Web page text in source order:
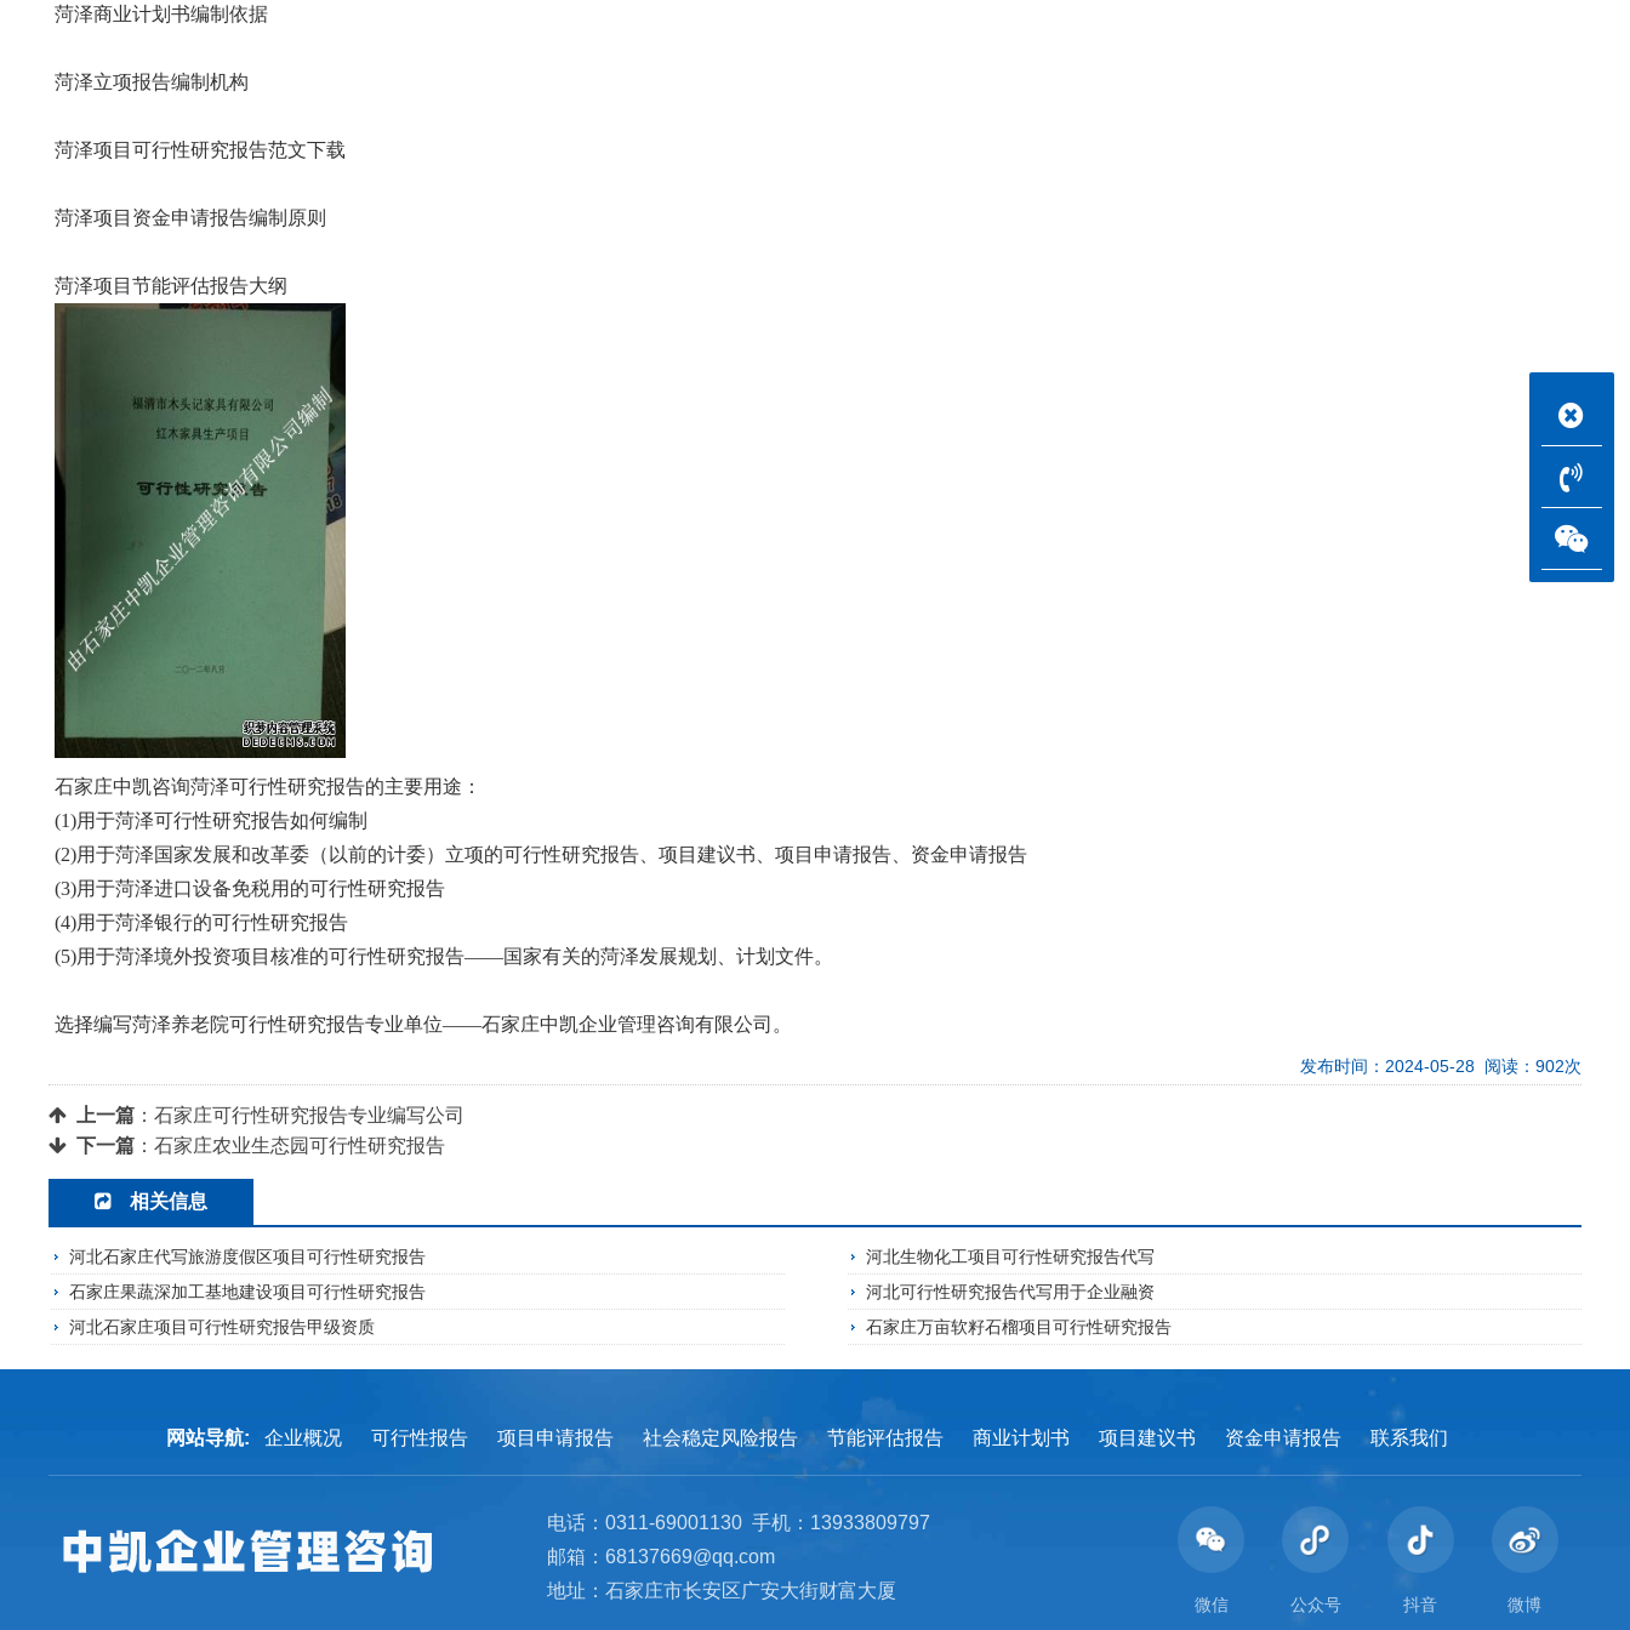
菏泽商业计划书编制依据
菏泽立项报告编制机构
菏泽项目可行性研究报告范文下载
菏泽项目资金申请报告编制原则
菏泽项目节能评估报告大纲
石家庄中凯咨询菏泽可行性研究报告的主要用途：
(1)用于菏泽可行性研究报告如何编制
(2)用于菏泽国家发展和改革委（以前的计委）立项的可行性研究报告、项目建议书、项目申请报告、资金申请报告
(3)用于菏泽进口设备免税用的可行性研究报告
(4)用于菏泽银行的可行性研究报告
(5)用于菏泽境外投资项目核准的可行性研究报告——国家有关的菏泽发展规划、计划文件。
选择编写菏泽养老院可行性研究报告专业单位——石家庄中凯企业管理咨询有限公司。
发布时间：2024-05-28 阅读：902次
上一篇 ：石家庄可行性研究报告专业编写公司
下一篇 ：石家庄农业生态园可行性研究报告
相关信息
河北石家庄代写旅游度假区项目可行性研究报告
河北生物化工项目可行性研究报告代写
石家庄果蔬深加工基地建设项目可行性研究报告
河北可行性研究报告代写用于企业融资
河北石家庄项目可行性研究报告甲级资质
石家庄万亩软籽石榴项目可行性研究报告
网站导航: 企业概况 可行性报告 项目申请报告 社会稳定风险报告 节能评估报告 商业计划书 项目建议书 资金申请报告 联系我们
电话：0311-69001130 手机：13933809797
邮箱：68137669@qq.com
地址：石家庄市长安区广安大街财富大厦
微信 公众号 抖音 微博